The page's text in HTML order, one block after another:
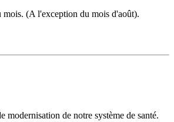
mois. (A l'exception du mois d'août).
modernisation de notre système de santé.